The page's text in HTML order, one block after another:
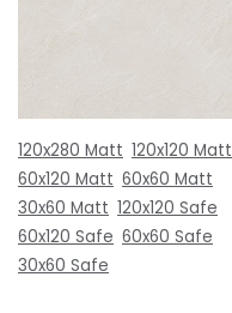
120x280 Matt 120x120 Matt
60x120 Matt 60x60 Matt
30x60 Matt 120x120 Safe
60x120 Safe 60x60 Safe
30x60 Safe